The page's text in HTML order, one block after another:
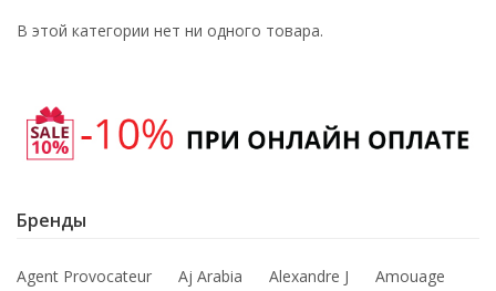
В этой категории нет ни одного товара.
Бренды
Agent Provocateur Aj Arabia Alexandre J
Amouage